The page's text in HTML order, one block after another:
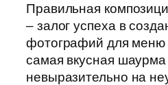
Правильная
– залог успеха в
фотографий для
самая вкусная
невыразительно на